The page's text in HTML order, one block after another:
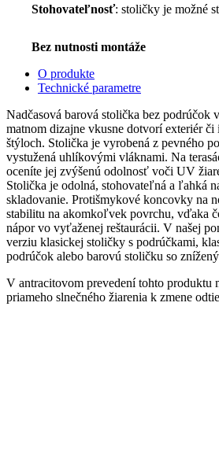
Stohovateľnosť: stoličky je možné
Bez nutnosti montáže
O produkte
Technické parametre
Nadčasová barová stolička bez podrúčok
matnom dizajne vkusne dotvorí exteriér či
štýloch. Stolička je vyrobená z pevného
vystužená uhlíkovými vláknami. Na
oceníte jej zvýšenú odolnosť voči UV
Stolička je odolná, stohovateľná a ľahká
skladovanie. Protišmykové koncovky na
stabilitu na akomkoľvek povrchu, vďaka
nápor vo vyťaženej reštaurácii. V našej
verziu klasickej stoličky s podrúčkami,
podrúčok alebo barovú stoličku so
V antracitovom prevedení tohto produktu
priameho slnečného žiarenia k zmene